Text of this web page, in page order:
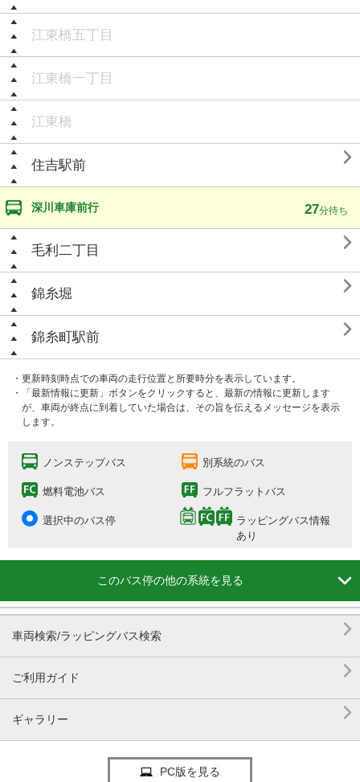
江東橋五丁目
江東橋一丁目
江東橋
住吉駅前 
深川車庫前行 27分待ち
毛利二丁目 
錦糸堀 
錦糸町駅前 
・更新時刻時点での車両の走行位置と所要時分を表示しています。
・「最新情報に更新」ボタンをクリックすると、最新の情報に更新します
が、車両が終点に到着していた場合は、その旨を伝えるメッセージを表示
します。
ノンステップバス 別系統のバス
燃料電池バス フルフラットバス
選択中のバス停
ラッピングバス情報
あり
このバス停の他の系統を見る 
車両検索/ラッピングバス検索 
ご利用ガイド 
ギャラリー 
PC版を見る